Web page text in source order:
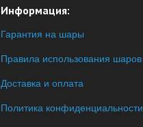
Информация:
Гарантия на шары
Правила использования шаров
Доставка и оплата
Политика конфиденциальности